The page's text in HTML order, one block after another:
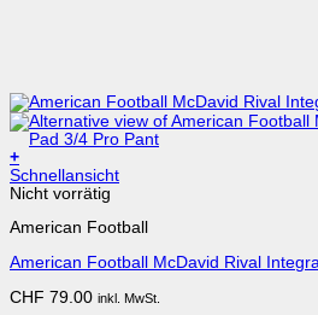
+
Dieses
Produkt
mehrere
auf.
Optionen
Schnellansicht
Nicht vorrätig
American Football
American Football McDavid Rival
CHF 79.00 inkl. MwSt.